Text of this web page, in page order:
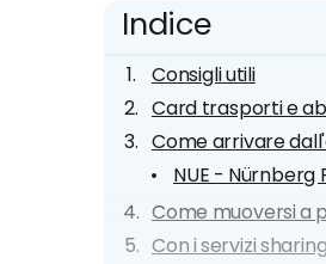
Indice
Consigli utili
Card trasporti e
Come arrivare
NUE - Nürnberg
Come muoversi a
Con i servizi sharing